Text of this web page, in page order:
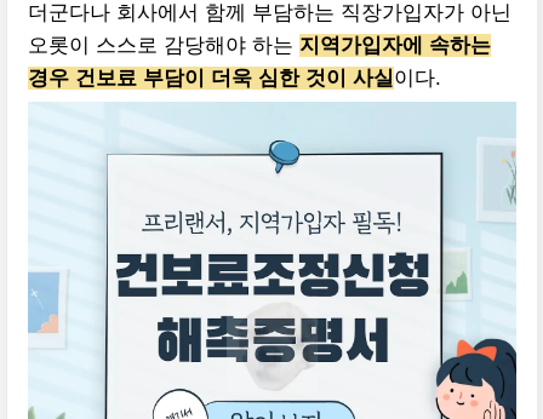
더군다나 회사에서 함께 부담하는 직장가입자가 아닌
오롯이 스스로 감당해야 하는 지역가입자에 속하는
경우 건보료 부담이 더욱 심한 것이 사실이다.